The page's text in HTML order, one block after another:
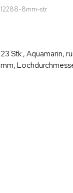
12288-8mm-str
23 Stk., Aquamarin,
mm,